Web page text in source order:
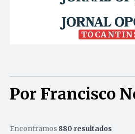
Por Francisco
Encontramos 880 resultados